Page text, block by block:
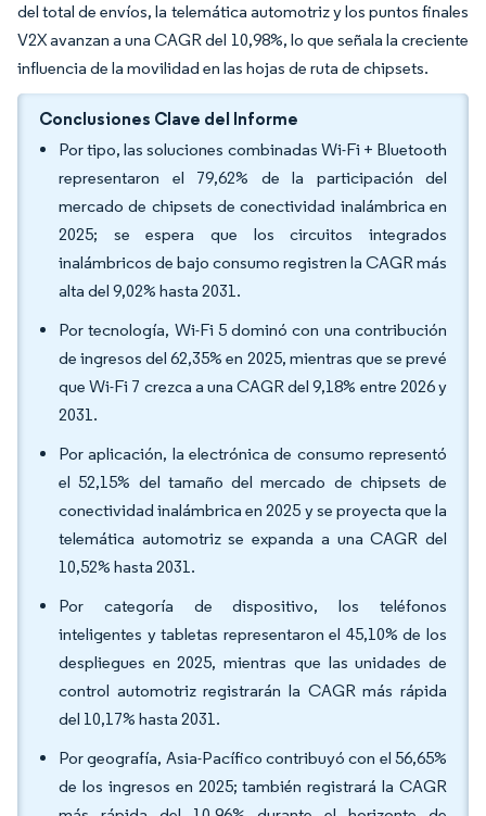
del total de envíos, la telemática automotriz y los puntos finales
V2X avanzan a una CAGR del 10,98%, lo que señala la creciente
influencia de la movilidad en las hojas de ruta de chipsets.
Conclusiones Clave del Informe
Por tipo, las soluciones combinadas Wi-Fi + Bluetooth
representaron el 79,62% de la participación del
mercado de chipsets de conectividad inalámbrica en
2025; se espera que los circuitos integrados
inalámbricos de bajo consumo registren la CAGR más
alta del 9,02% hasta 2031.
Por tecnología, Wi-Fi 5 dominó con una contribución
de ingresos del 62,35% en 2025, mientras que se prevé
que Wi-Fi 7 crezca a una CAGR del 9,18% entre 2026 y
2031.
Por aplicación, la electrónica de consumo representó
el 52,15% del tamaño del mercado de chipsets de
conectividad inalámbrica en 2025 y se proyecta que la
telemática automotriz se expanda a una CAGR del
10,52% hasta 2031.
Por categoría de dispositivo, los teléfonos
inteligentes y tabletas representaron el 45,10% de los
despliegues en 2025, mientras que las unidades de
control automotriz registrarán la CAGR más rápida
del 10,17% hasta 2031.
Por geografía, Asia-Pacífico contribuyó con el 56,65%
de los ingresos en 2025; también registrará la CAGR